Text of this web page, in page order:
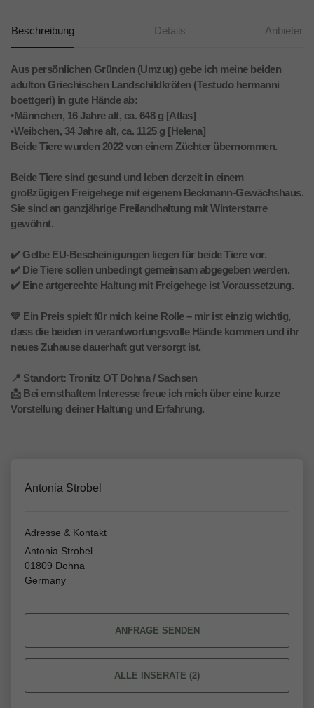
Beschreibung Details Anbieter
Aus persönlichen Gründen (Umzug) gebe ich meine beiden
adulton Griechischen Landschildkröten (Testudo hermanni
boettgeri) in gute Hände ab:
•Männchen, 16 Jahre alt, ca. 648 g [Atlas]
•Weibchen, 34 Jahre alt, ca. 1125 g [Helena]
Beide Tiere wurden 2022 von einem Züchter übernommen.
Beide Tiere sind gesund und leben derzeit in einem
großzügigen Freigehege mit eigenem Beckmann-Gewächshaus.
Sie sind an ganzjährige Freilandhaltung mit Winterstarre
gewöhnt.
✔️ Gelbe EU-Bescheinigungen liegen für beide Tiere vor.
✔️ Die Tiere sollen unbedingt gemeinsam abgegeben werden.
✔️ Eine artgerechte Haltung mit Freigehege ist Voraussetzung.
💚 Ein Preis spielt für mich keine Rolle – mir ist einzig wichtig,
dass die beiden in verantwortungsvolle Hände kommen und ihr
neues Zuhause dauerhaft gut versorgt ist.
📍 Standort: Tronitz OT Dohna / Sachsen
📩 Bei ernsthaftem Interesse freue ich mich über eine kurze
Vorstellung deiner Haltung und Erfahrung.
Antonia Strobel
Adresse & Kontakt
Antonia Strobel
01809 Dohna
Germany
ANFRAGE SENDEN
ALLE INSERATE (2)